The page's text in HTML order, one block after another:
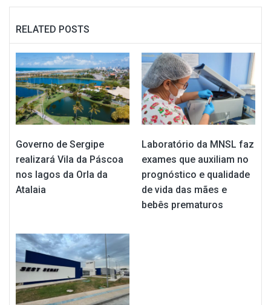
RELATED POSTS
Governo de Sergipe
realizará Vila da Páscoa
nos lagos da Orla da
Atalaia
Laboratório da MNSL faz
exames que auxiliam no
prognóstico e qualidade
de vida das mães e
bebês prematuros